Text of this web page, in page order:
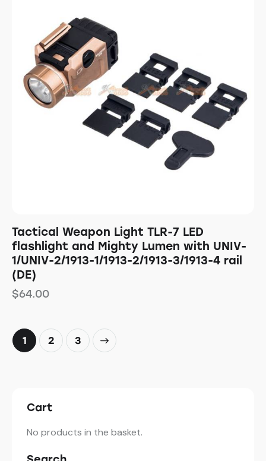
Tactical Weapon Light TLR-7 LED
flashlight and Mighty Lumen with UNIV-
1/UNIV-2/1913-1/1913-2/1913-3/1913-4 rail
(DE)
$64.00
1 2 3
→
Cart
No products in the basket.